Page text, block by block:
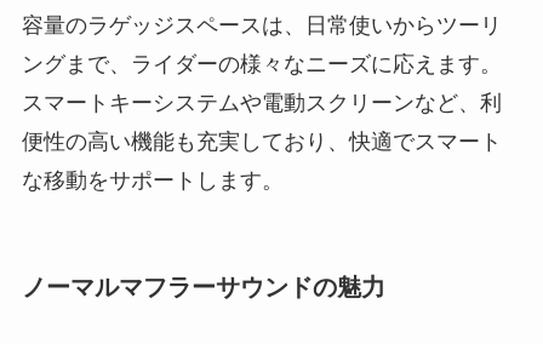
容量のラゲッジスペースは、日常使いからツーリ
ングまで、ライダーの様々なニーズに応えます。
スマートキーシステムや電動スクリーンなど、利
便性の高い機能も充実しており、快適でスマート
な移動をサポートします。
ノーマルマフラーサウンドの魅力